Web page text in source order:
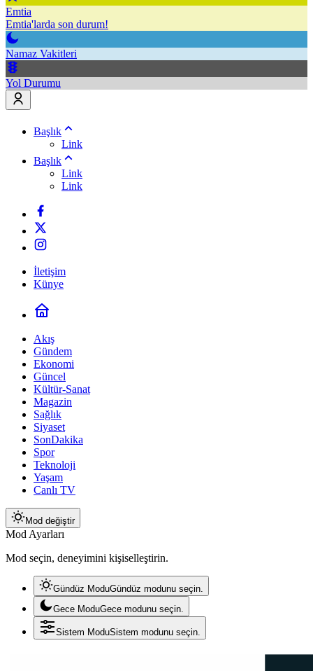
Emtia
Emtia'larda son durum!
Namaz Vakitleri
Yol Durumu
Başlık
Link
Başlık
Link
Link
İletişim
Künye
Akış
Gündem
Ekonomi
Güncel
Kültür-Sanat
Magazin
Sağlık
Siyaset
SonDakika
Spor
Teknoloji
Yaşam
Canlı TV
Mod değiştir
Mod Ayarları
Mod seçin, deneyimini kişiselleştirin.
Gündüz ModuGündüz modunu seçin.
Gece ModuGece modunu seçin.
Sistem ModuSistem modunu seçin.